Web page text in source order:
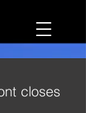
closes